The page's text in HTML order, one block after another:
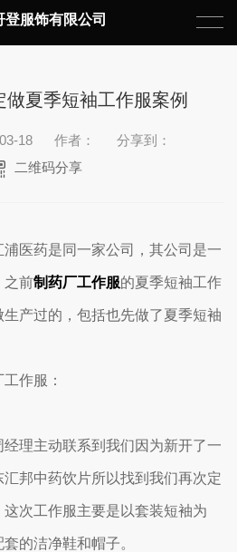
登服饰有限公司
夏季短袖工作服案例
18 作者：
分享到：
二维码分享
医药是同一家公司，其公司是一
之前制药厂工作服的夏季短袖工作
产过的，包括也先做了夏季短袖
作服：
理主动联系到我们因为新开了一
邦中药饮片所以找到我们再次定
次工作服主要是以套装短袖为
的洁净鞋和帽子。